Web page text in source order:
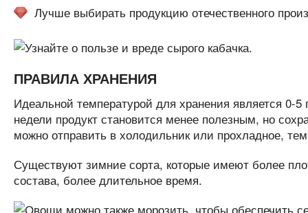
Лучше выбирать продукцию отечественного
ПРАВИЛА ХРАНЕНИЯ
Идеальной температурой для хранения является 0-
недели продукт становится менее полезным, но
можно отправить в холодильник или прохладное,
Существуют зимние сорта, которые имеют более
состава, более длительное время.